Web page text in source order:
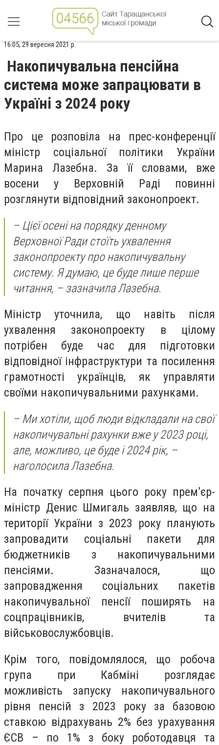
16:05, 29 вересня 2021 р.
Накопичувальна пенсійна
система може запрацювати в
Україні з 2024 року
Про це розповіла на прес-конференції
міністр соціальної політики України
Марина Лазебна. За її словами, вже
восени у Верховній Раді повинні
розглянути відповідний законопроект.
– Цієї осені на порядку денному
Верховної Ради стоїть ухвалення
законопроекту про накопичувальну
систему. Я думаю, це буде лише перше
читання, – зазначила Лазебна.
Міністр уточнила, що навіть після
ухвалення законопроекту в цілому
потрібен буде час для підготовки
відповідної інфраструктури та посилення
грамотності українців, як управляти
своїми накопичувальними рахунками.
– Ми хотіли, щоб люди відкладали на свої
накопичувальні рахунки вже у 2023 році,
але, можливо, це буде і 2024 рік, –
наголосила Лазебна.
На початку серпня цього року прем’єр-
міністр Денис Шмигаль заявляв, що на
території України з 2023 року планують
запровадити соціальні пакети для
бюджетників з накопичувальними
пенсіями. Зазначалося, що
запровадження соціальних пакетів
накопичувальної пенсії поширять на
соцпрацівників, вчителів та
військовослужбовців.
Крім того, повідомлялося, що робоча
група при Кабміні розглядає
можливість запуску накопичувального
рівня пенсій з 2023 року за базовою
ставкою відрахувань 2% без урахування
ЄСВ – по 1% з боку роботодавця та